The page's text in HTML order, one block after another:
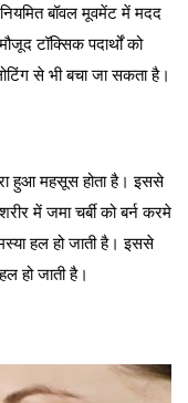
बॉवल मूवमेंट में मदद
टॉक्सिक पदार्थों को
से भी बचा जा सकता है।
हुआ महसूस होता है। इससे
में जमा चर्बी को बर्न करमे
हल हो जाती है। इससे
हो जाती है।